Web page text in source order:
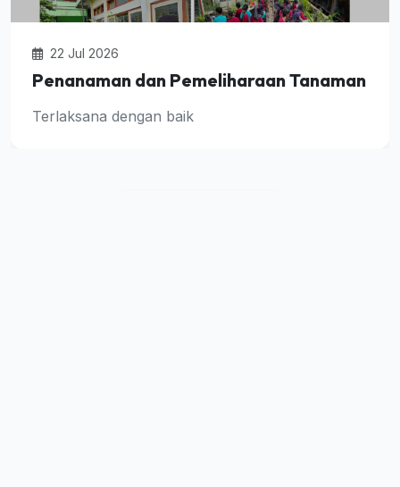
22 Jul 2026
Penanaman dan Pemeliharaan Tanaman
Terlaksana dengan baik